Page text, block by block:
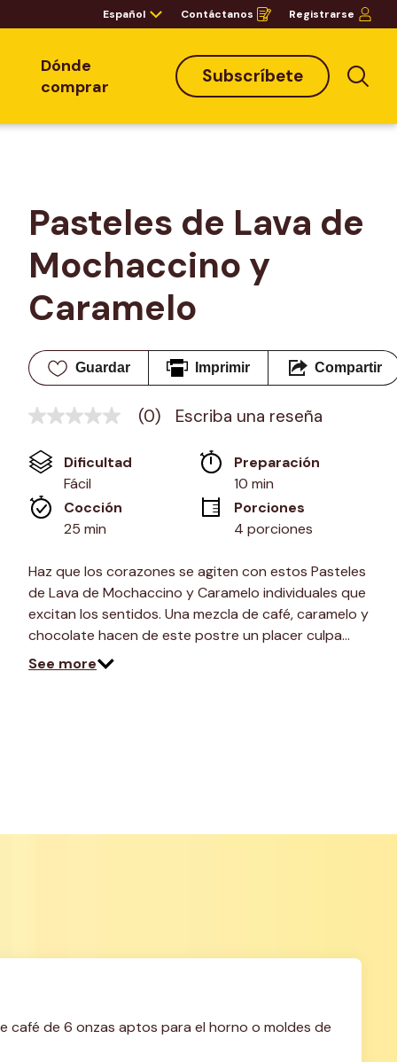
Español Contáctanos
Opens
in
window
Registrarse
Dónde
comprar
Subscríbete
Pasteles de Lava de
Mochaccino y
Caramelo
Guardar Imprimir Compartir
Sin
Enlace
en
misma
página.
(0) Escriba una reseña
Dificultad
Fácil
Preparación
10 min
Cocción
25 min
Porciones
4 porciones
Haz que los corazones se agiten con estos Pasteles
de Lava de Mochaccino y Caramelo individuales que
excitan los sentidos. Una mezcla de café, caramelo y
chocolate hacen de este postre un placer culpa…
See more
café de 6 onzas aptos para el horno o moldes de